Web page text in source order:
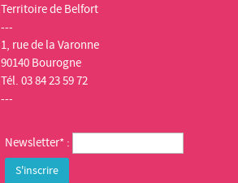
Territoire de Belfort
---
1, rue de la Varonne
90140 Bourogne
Tél. 03 84 23 59 72
---
Newsletter* :